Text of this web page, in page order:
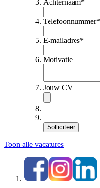
Achternaam*
Telefoonnummer*
E-mailadres*
Motivatie
Jouw CV
Solliciteer
Toon alle vacatures